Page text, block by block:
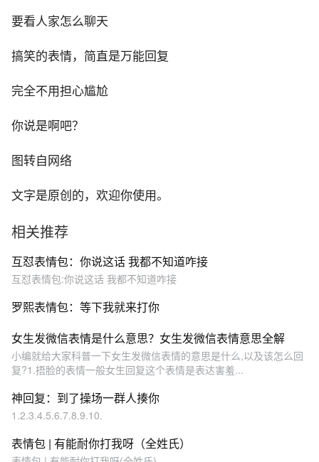
要看人家怎么聊天
搞笑的表情，简直是万能回复
完全不用担心尴尬
你说是啊吧？
图转自网络
文字是原创的，欢迎你使用。
相关推荐
互怼表情包：你说这话 我都不知道咋接
互怼表情包:你说这话 我都不知道咋接
罗熙表情包：等下我就来打你
女生发微信表情是什么意思？女生发微信表情意思全解
小编就给大家科普一下女生发微信表情的意思是什么,以及该怎么回
复?1.捂脸的表情一般女生回复这个表情是表达害羞...
神回复：到了操场一群人揍你
1.2.3.4.5.6.7.8.9.10.
表情包 | 有能耐你打我呀（全姓氏）